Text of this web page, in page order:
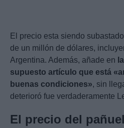
El precio esta siendo
de un millón de dólares,
Argentina. Además, añade en
supuesto artículo que está
buenas condiciones», sin
deterioró fue verdaderamente
El precio del